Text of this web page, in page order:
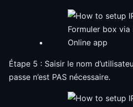
Étape 5 : Saisir le nom
passe n’est PAS nécessaire.